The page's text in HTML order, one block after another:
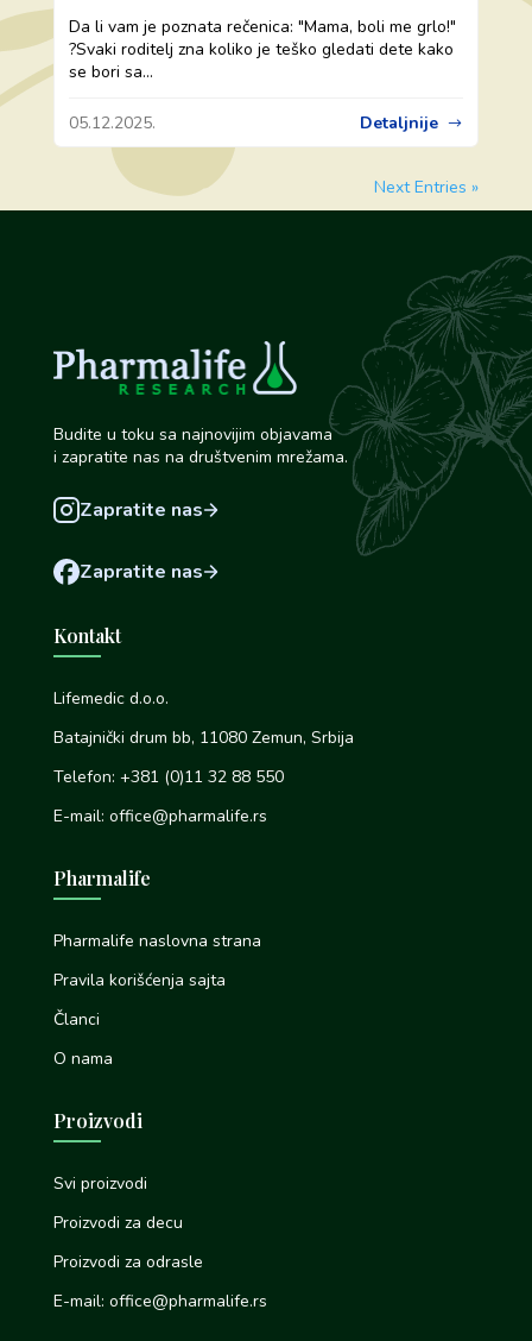
05.12.2025.
Da li vam je poznata rečenica: "Mama, boli me grlo!"
?Svaki roditelj zna koliko je teško gledati dete kako
se bori sa...
Detaljnije
Next Entries »
Budite u toku sa najnovijim objavama
i zapratite nas na društvenim mrežama.
Zapratite nas
Zapratite nas
Kontakt
Lifemedic d.o.o.
Batajnički drum bb, 11080 Zemun, Srbija
Telefon: +381 (0)11 32 88 550
E-mail: office@pharmalife.rs
Pharmalife
Pharmalife naslovna strana
Pravila korišćenja sajta
Članci
O nama
Proizvodi
Svi proizvodi
Proizvodi za decu
Proizvodi za odrasle
E-mail: office@pharmalife.rs